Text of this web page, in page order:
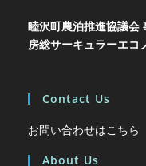
睦沢町農泊推進協議会
房総サーキュラーエコ
Contact Us
お問い合わせはこち
About Us